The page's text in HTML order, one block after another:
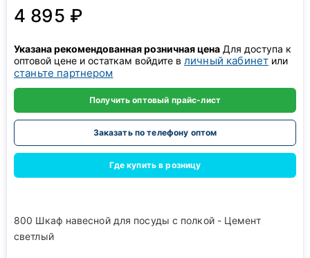
4 895 ₽
Указана рекомендованная розничная цена Для доступа к
оптовой цене и остаткам войдите в личный кабинет или
станьте партнером
Получить оптовый прайс-лист
Заказать по телефону оптом
Где купить в розницу
800 Шкаф навесной для посуды с полкой - Цемент
светлый